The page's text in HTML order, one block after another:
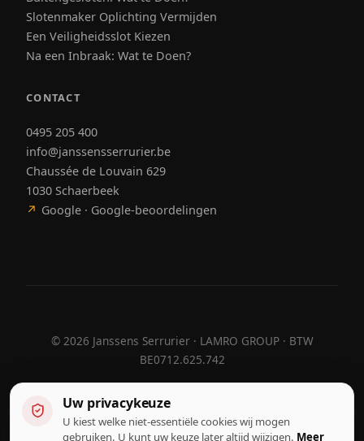
Slotenmaker Oplichting Vermijden
Een Veiligheidsslot Kiezen
Na een Inbraak: Wat te Doen?
CONTACT
0495 205 400
info@janssensserrurier.be
Chaussée de Louvain 629
1030 Schaerbeek
↗ Google · Google-beoordelingen
© 2026 Janssens Serrurier · LAMRO GROUP · BTW
BE0712.625.742
Ontworpen doorHebora
Hebora
Uw privacykeuze
U kiest welke niet-essentiële cookies wij mogen
gebruiken. U kunt uw keuze later altijd wijzigen. Meer